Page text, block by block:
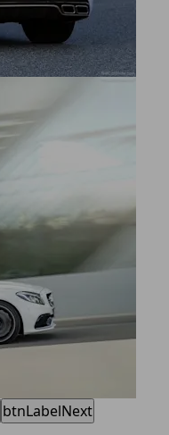
btnLabelNext